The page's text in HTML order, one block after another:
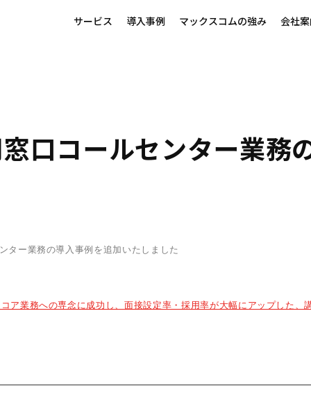
サービス 導入事例 マックスコムの強み 会社
窓口コールセンター業
ター業務の導入事例を追加いたしました
ア業務への専念に成功し、面接設定率・採用率が大幅にアップした、